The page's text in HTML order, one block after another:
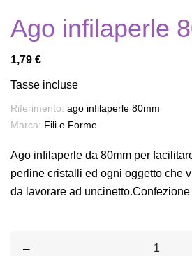
Ago infilaperle
1,79 €
Tasse incluse
Riferimento: ago infilaperle 80mm
Marca: Fili e Forme
Ago infilaperle da 80mm per
perline cristalli ed ogni oggetto che
da lavorare ad
–